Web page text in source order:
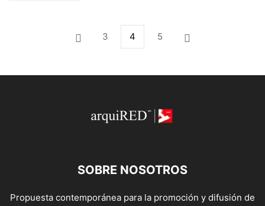
3 4 5
SOBRE NOSOTROS
Propuesta contemporánea para la promoción y difusión de